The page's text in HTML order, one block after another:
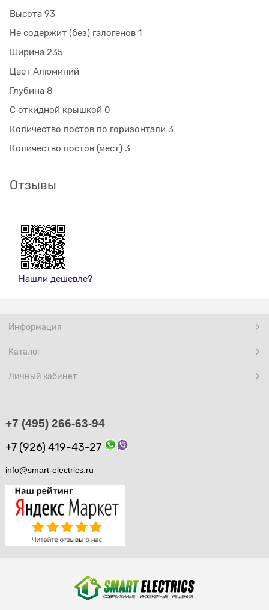
Высота 93
Не содержит (без) галогенов 1
Ширина 235
Цвет Алюминий
Глубина 8
С откидной крышкой 0
Количество постов по горизонтали 3
Количество постов (мест) 3
Отзывы
Нашли дешевле?
Информация
Каталог
Личный кабинет
+7 (495) 266-63-94
+7 (926) 419-43-27
info@smart-electrics.ru